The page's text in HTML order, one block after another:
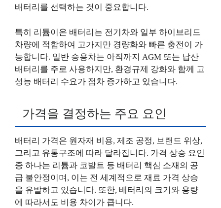
배터리를 선택하는 것이 중요합니다.
특히 리튬이온 배터리는 전기차와 일부 하이브리드
차량에 적합하여 고가지만 경량화와 빠른 충전이 가
능합니다. 일반 승용차는 아직까지 AGM 또는 납산
배터리를 주로 사용하지만, 환경규제 강화와 함께 고
성능 배터리 수요가 점차 증가하고 있습니다.
가격을 결정하는 주요 요인
배터리 가격은 원자재 비용, 제조 공정, 브랜드 위상,
그리고 유통구조에 따라 달라집니다. 가격 상승 요인
중 하나는 리튬과 코발트 등 배터리 핵심 소재의 공
급 불안정이며, 이는 전 세계적으로 재료 가격 상승
을 유발하고 있습니다. 또한, 배터리의 크기와 용량
에 따라서도 비용 차이가 큽니다.